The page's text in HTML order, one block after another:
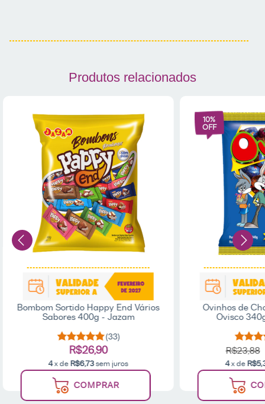
Produtos relacionados
Bombom Sortido Happy End Vários
Sabores 400g - Jazam
(33)
R$26,90
4x deR$6,73sem juros
COMPRAR
10%
OFF
Ovinhos de
Ovisco
R$23,88
4 x de